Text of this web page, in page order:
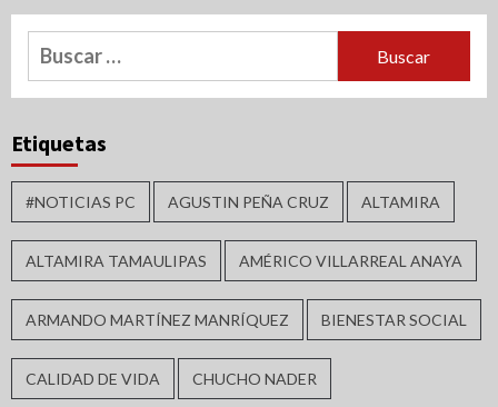
Buscar:
Etiquetas
#NOTICIAS PC AGUSTIN PEÑA CRUZ ALTAMIRA
ALTAMIRA TAMAULIPAS AMÉRICO VILLARREAL ANAYA
ARMANDO MARTÍNEZ MANRÍQUEZ BIENESTAR SOCIAL
CALIDAD DE VIDA CHUCHO NADER